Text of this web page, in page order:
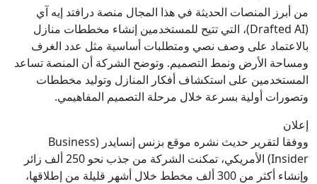
من أبرز المنصات الحديثة في هذا المجال منصة درافتد إيه آي
(Drafted AI)، التي تتيح للمستخدمين إنشاء مخططات منازل
بالاعتماد على وصف نصي ومتطلبات أساسية مثل عدد الغرف
ومساحة الأرض ونمط التصميم. وتوضح الشركة أن المنصة تساعد
المستخدمين على استكشاف أفكار المنازل وتوليد مخططات
وتصورات أولية بسرعة خلال مرحلة التصميم المفاهيمي.
إعلان
ووفقا لتقرير حديث نشره موقع بزنس إنسايدر (Business
Insider) الأمريكي، تمكنت الشركة من جذب نحو 250 ألف زائر
وإنشاء أكثر من 300 ألف مخطط خلال أشهر قليلة من إطلاقها،